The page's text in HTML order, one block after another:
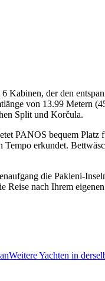
Kabinen, der den
von 13.99
Split und Korčula.
PANOS bequem
erkundet.
die Pakleni-
nach Ihrem
Weitere Yachten in